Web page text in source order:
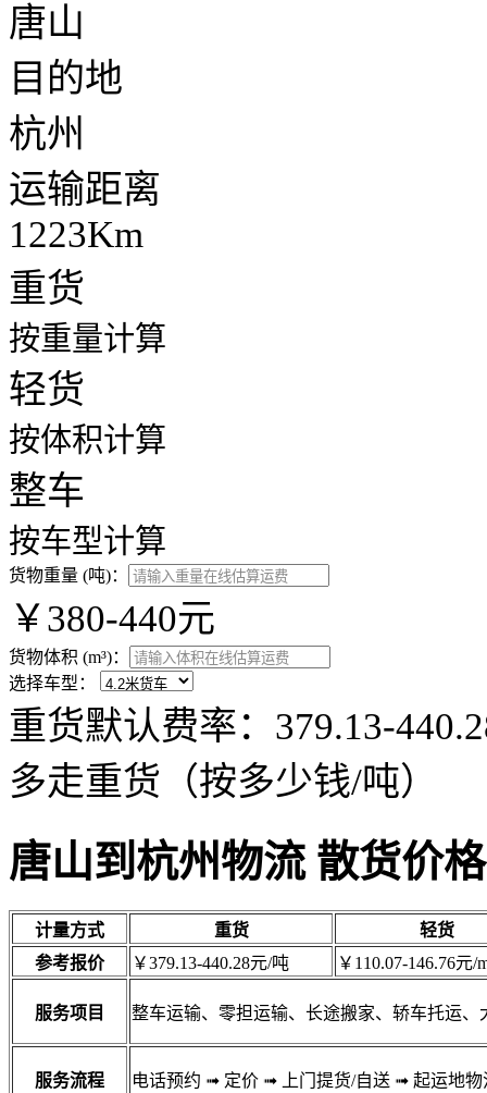
唐山
目的地
杭州
运输距离
1223Km
重货
按重量计算
轻货
按体积计算
整车
按车型计算
货物重量 (吨)：
￥380-440元
货物体积 (m³)：
选择车型：
重货默认费率：379.13-
多走重货（按多少钱/吨）
唐山到杭州物流 散货价格
计量方式 重货
轻货
参考报价
￥379.13-440.28元/吨 ￥110.07-146.76元/
服务项目 整车运输、零担运输、长途搬家、轿车托运
服务流程 电话预约 ➟ 定价 ➟ 上门提货/自送 ➟ 起运地